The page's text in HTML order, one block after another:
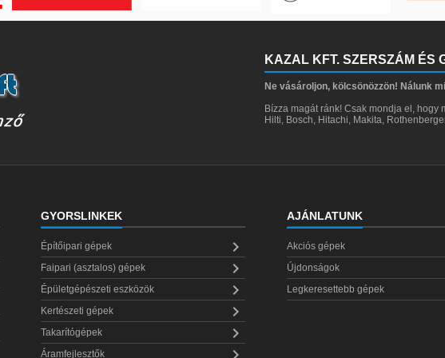
KAZAL KFT. SZERSZÁM ÉS
Ne vásároljon, kölcsönözzön! Nálunk
Bízza magát ránk! Csak mondja el,
Hilti, Bosch, Hitachi, Makita,
GYORSLINKEK
Építőipari gépek 
Faipari (asztalos) gépek 
Épületgépészeti eszközök 
Kertészeti gépek 
Takarítógépek 
Áramfejlesztők
AJÁNLATUNK
Akciós gépek
Újdonságok
Legkeresettebb gépek